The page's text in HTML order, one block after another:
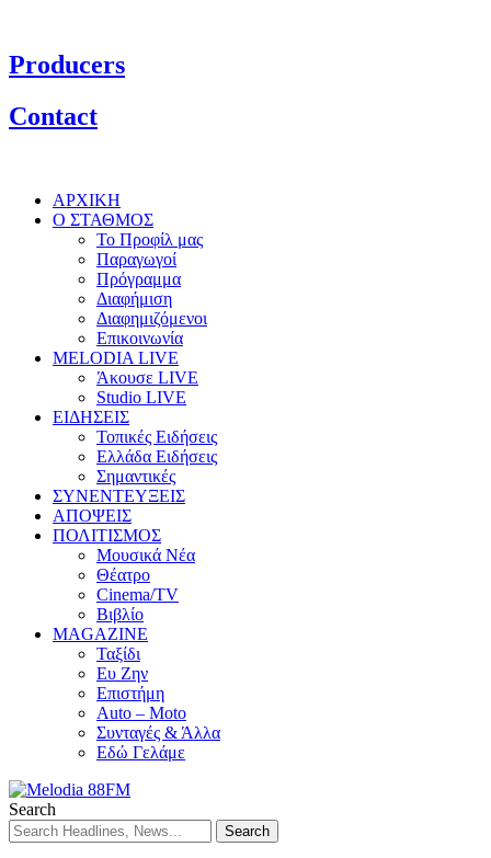
Producers
Contact
ΑΡΧΙΚΗ
Ο ΣΤΑΘΜΟΣ
Το Προφίλ μας
Παραγωγοί
Πρόγραμμα
Διαφήμιση
Διαφημιζόμενοι
Επικοινωνία
MELODIA LIVE
Άκουσε LIVE
Studio LIVE
ΕΙΔΗΣΕΙΣ
Τοπικές Ειδήσεις
Ελλάδα Ειδήσεις
Σημαντικές
ΣΥΝΕΝΤΕΥΞΕΙΣ
ΑΠΟΨΕΙΣ
ΠΟΛΙΤΙΣΜΟΣ
Μουσικά Νέα
Θέατρο
Cinema/TV
Βιβλίο
MAGAZINE
Ταξίδι
Ευ Ζην
Επιστήμη
Auto – Moto
Συνταγές & Άλλα
Εδώ Γελάμε
Search